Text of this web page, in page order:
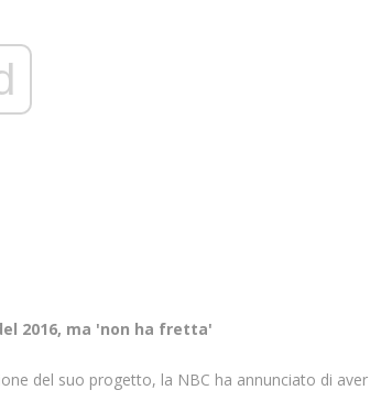
2016, ma 'non ha fretta'
del suo progetto, la NBC ha annunciato di aver